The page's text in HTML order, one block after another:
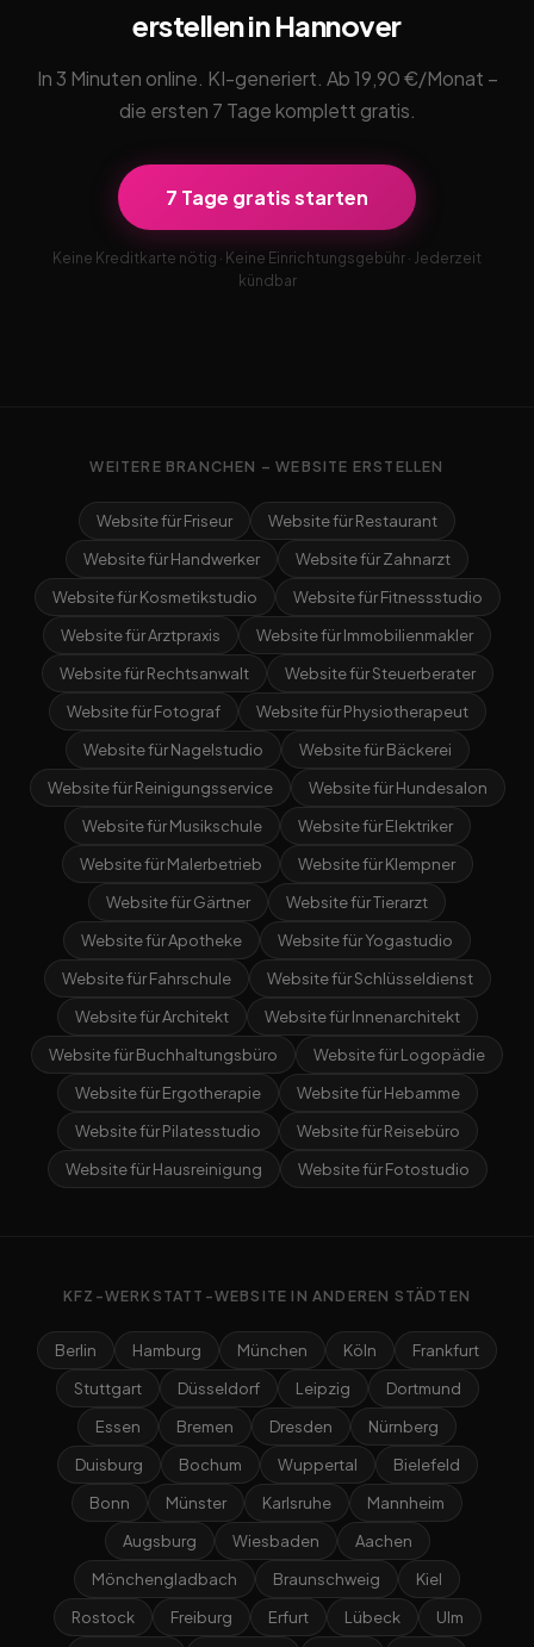
erstellen in Hannover
In 3 Minuten online. KI-generiert. Ab 19,90 €/Monat –
die ersten 7 Tage komplett gratis.
7 Tage gratis starten
Keine Kreditkarte nötig · Keine Einrichtungsgebühr · Jederzeit
kündbar
WEITERE BRANCHEN – WEBSITE ERSTELLEN
Website für Friseur
Website für Restaurant
Website für Handwerker
Website für Zahnarzt
Website für Kosmetikstudio
Website für Fitnessstudio
Website für Arztpraxis
Website für Immobilienmakler
Website für Rechtsanwalt
Website für Steuerberater
Website für Fotograf
Website für Physiotherapeut
Website für Nagelstudio
Website für Bäckerei
Website für Reinigungsservice
Website für Hundesalon
Website für Musikschule
Website für Elektriker
Website für Malerbetrieb
Website für Klempner
Website für Gärtner
Website für Tierarzt
Website für Apotheke
Website für Yogastudio
Website für Fahrschule
Website für Schlüsseldienst
Website für Architekt
Website für Innenarchitekt
Website für Buchhaltungsbüro
Website für Logopädie
Website für Ergotherapie
Website für Hebamme
Website für Pilatesstudio
Website für Reisebüro
Website für Hausreinigung
Website für Fotostudio
KFZ-WERKSTATT-WEBSITE IN ANDEREN STÄDTEN
Berlin Hamburg München Köln
Frankfurt
Stuttgart
Düsseldorf Leipzig
Dortmund
Essen
Bremen Dresden
Nürnberg
Duisburg
Bochum Wuppertal
Bielefeld
Bonn
Münster Karlsruhe
Mannheim
Augsburg
Wiesbaden
Aachen
Mönchengladbach
Braunschweig
Kiel
Rostock
Freiburg Erfurt Lübeck
Ulm